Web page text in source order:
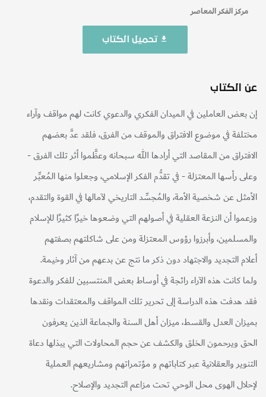
مركز الفكر المعاصر
تحميل الكتاب
عن الكتاب
إن بعض العاملين في الميدان الفكري والدعوي كانت لهم مواقف وآراء
مختلفة في موضوع الافتراق والموقف من الفرق، فلقد عدَّ بعضهم
الافتراق من المقاصد التي أرادها الله سبحانه وعظَّموا أثر تلك الفرق -
وعلى رأسها المعتزلة - في تقدُّم الفكر الإسلامي، وجعلوا منها المُعبِّر
الأمثل عن شخصية الأمة، والمُجسِّد التاريخي لآمالها في القوة والتقدم،
وزعموا أن النزعة العقلية في أصولهم التي وضعوها خيرًا كثيرًا للإسلام
والمسلمين، وأبرزوا رؤوس المعتزلة ومن على شاكلتهم بصفتهم
أعلام التجديد والاجتهاد دون ذكر ما نتج عن بدعهم من آثار وخيمة.
ولما كانت هذه الآراء رائجة في أوساط بعض المنتسبين للفكر والدعوة
فقد هدفت هذه الدراسة إلى تحرير تلك المواقف والمعتقدات ونقدها
بميزان العدل والقسط، ميزان أهل السنة والجماعة الذين يعرفون
الحق ويرحمون الخلق والكشف عن حجم المحاولات التي يبذلها دعاة
التنوير والعقلانية عبر كتاباتهم و مؤتمراتهم ومشاريعهم العملية
لإحلال الهوى محل الوحي تحت مزاعم التجديد والإصلاح.